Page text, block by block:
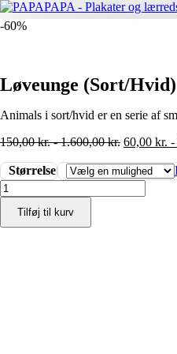
-60%
Løveunge (Sort/
Animals i sort/hvid er en serie af
150,00kr.-1.600,00kr. 60,00 kr. -
Størrelse
Løveunge
(Sort/Hvid)
(Stort
billede
Tilføj til kurv